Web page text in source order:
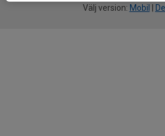
Välj version: Mobil